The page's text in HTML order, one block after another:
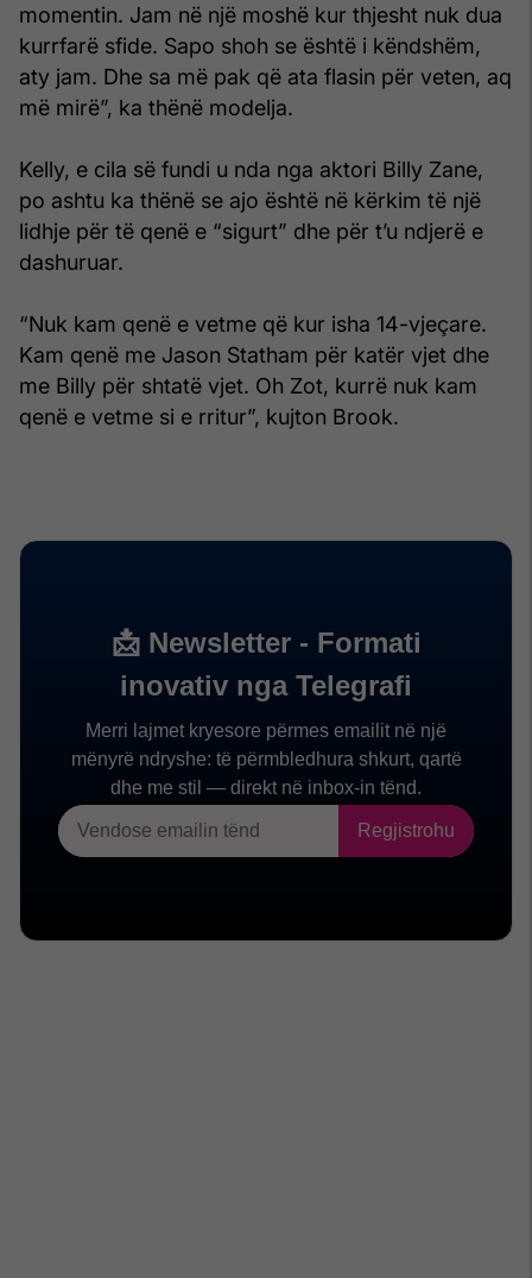
momentin. Jam në një moshë kur thjesht nuk dua
kurrfarë sfide. Sapo shoh se është i këndshëm,
aty jam. Dhe sa më pak që ata flasin për veten, aq
më mirë”, ka thënë modelja.
Kelly, e cila së fundi u nda nga aktori Billy Zane,
po ashtu ka thënë se ajo është në kërkim të një
lidhje për të qenë e “sigurt” dhe për t’u ndjerë e
dashuruar.
“Nuk kam qenë e vetme që kur isha 14-vjeçare.
Kam qenë me Jason Statham për katër vjet dhe
me Billy për shtatë vjet. Oh Zot, kurrë nuk kam
qenë e vetme si e rritur”, kujton Brook.